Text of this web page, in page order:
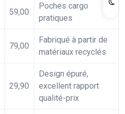
59,00
Poches cargo
pratiques
79,00
Fabriqué à partir de
matériaux recyclés
29,90
Design épuré,
excellent rapport
qualité-prix